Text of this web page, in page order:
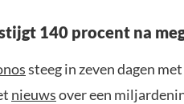
140 procent na
steeg in zeven dagen
nieuwsover een